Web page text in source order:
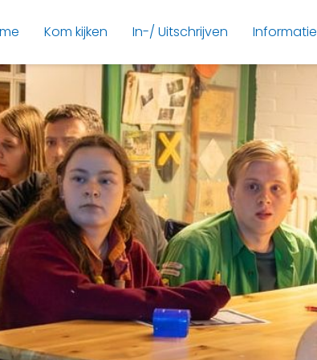
Kom kijken In-/ Uitschrijven Informatie